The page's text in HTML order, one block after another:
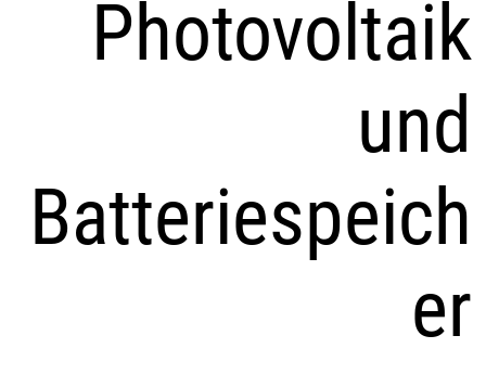
Photovoltaik
und
Batteriespeich
er